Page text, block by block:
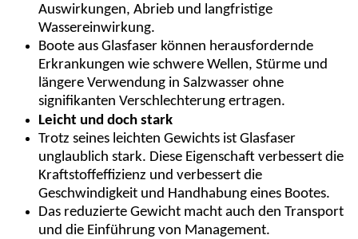
Auswirkungen, Abrieb und langfristige
Wassereinwirkung.
Boote aus Glasfaser können herausfordernde
Erkrankungen wie schwere Wellen, Stürme und
längere Verwendung in Salzwasser ohne
signifikanten Verschlechterung ertragen.
Leicht und doch stark
Trotz seines leichten Gewichts ist Glasfaser
unglaublich stark. Diese Eigenschaft verbessert die
Kraftstoffeffizienz und verbessert die
Geschwindigkeit und Handhabung eines Bootes.
Das reduzierte Gewicht macht auch den Transport
und die Einführung von Management.